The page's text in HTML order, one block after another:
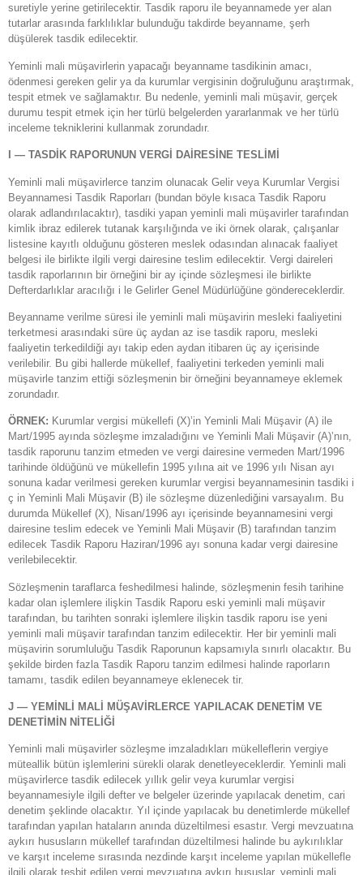
suretiyle yerine getirilecektir. Tasdik raporu ile beyannamede yer alan
tutarlar arasında farklılıklar bulunduğu takdirde beyanname, şerh
düşülerek tasdik edilecektir.
Yeminli mali müşavirlerin yapacağı beyanname tasdikinin amacı,
ödenmesi gereken gelir ya da kurumlar vergisinin doğruluğunu araştırmak,
tespit etmek ve sağlamaktır. Bu nedenle, yeminli mali müşavir, gerçek
durumu tespit etmek için her türlü belgelerden yararlanmak ve her türlü
inceleme tekniklerini kullanmak zorundadır.
I — TASDİK RAPORUNUN VERGİ DAİRESİNE TESLİMİ
Yeminli mali müşavirlerce tanzim olunacak Gelir veya Kurumlar Vergisi
Beyannamesi Tasdik Raporları (bundan böyle kısaca Tasdik Raporu
olarak adlandırılacaktır), tasdiki yapan yeminli mali müşavirler tarafından
kimlik ibraz edilerek tutanak karşılığında ve iki örnek olarak, çalışanlar
listesine kayıtlı olduğunu gösteren meslek odasından alınacak faaliyet
belgesi ile birlikte ilgili vergi dairesine teslim edilecektir. Vergi daireleri
tasdik raporlarının bir örneğini bir ay içinde sözleşmesi ile birlikte
Defterdarlıklar aracılığı i le Gelirler Genel Müdürlüğüne göndereceklerdir.
Beyanname verilme süresi ile yeminli mali müşavirin mesleki faaliyetini
terketmesi arasındaki süre üç aydan az ise tasdik raporu, mesleki
faaliyetin terkedildiği ayı takip eden aydan itibaren üç ay içerisinde
verilebilir. Bu gibi hallerde mükellef, faaliyetini terkeden yeminli mali
müşavirle tanzim ettiği sözleşmenin bir örneğini beyannameye eklemek
zorundadır.
ÖRNEK: Kurumlar vergisi mükellefi (X)’in Yeminli Mali Müşavir (A) ile
Mart/1995 ayında sözleşme imzaladığını ve Yeminli Mali Müşavir (A)’nın,
tasdik raporunu tanzim etmeden ve vergi dairesine vermeden Mart/1996
tarihinde öldüğünü ve mükellefin 1995 yılına ait ve 1996 yılı Nisan ayı
sonuna kadar verilmesi gereken kurumlar vergisi beyannamesinin tasdiki i
ç in Yeminli Mali Müşavir (B) ile sözleşme düzenlediğini varsayalım. Bu
durumda Mükellef (X), Nisan/1996 ayı içerisinde beyannamesini vergi
dairesine teslim edecek ve Yeminli Mali Müşavir (B) tarafından tanzim
edilecek Tasdik Raporu Haziran/1996 ayı sonuna kadar vergi dairesine
verilebilecektir.
Sözleşmenin taraflarca feshedilmesi halinde, sözleşmenin fesih tarihine
kadar olan işlemlere ilişkin Tasdik Raporu eski yeminli mali müşavir
tarafından, bu tarihten sonraki işlemlere ilişkin tasdik raporu ise yeni
yeminli mali müşavir tarafından tanzim edilecektir. Her bir yeminli mali
müşavirin sorumluluğu Tasdik Raporunun kapsamıyla sınırlı olacaktır. Bu
şekilde birden fazla Tasdik Raporu tanzim edilmesi halinde raporların
tamamı, tasdik edilen beyannameye eklenecek tir.
J — YEMİNLİ MALİ MÜŞAVİRLERCE YAPILACAK DENETİM VE
DENETİMİN NİTELİĞİ
Yeminli mali müşavirler sözleşme imzaladıkları mükelleflerin vergiye
müteallik bütün işlemlerini sürekli olarak denetleyeceklerdir. Yeminli mali
müşavirlerce tasdik edilecek yıllık gelir veya kurumlar vergisi
beyannamesiyle ilgili defter ve belgeler üzerinde yapılacak denetim, cari
denetim şeklinde olacaktır. Yıl içinde yapılacak bu denetimlerde mükellef
tarafından yapılan hataların anında düzeltilmesi esastır. Vergi mevzuatına
aykırı hususların mükellef tarafından düzeltilmesi halinde bu aykırılıklar
ve karşıt inceleme sırasında nezdinde karşıt inceleme yapılan mükellefle
ilgili olarak tesbit edilen vergi mevzuatına aykırı hususlar, yeminli mali